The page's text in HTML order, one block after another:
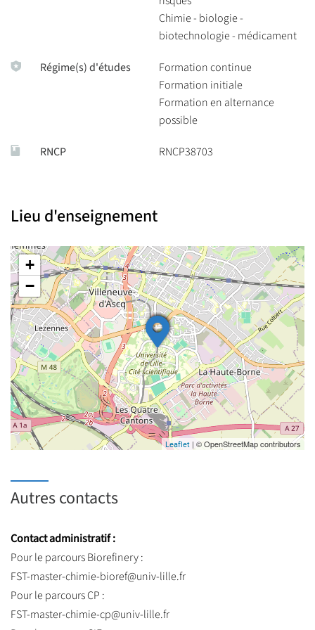
Chimie - biologie -
biotechnologie - médicament
Régime(s) d'études
Formation continue
Formation initiale
Formation en alternance
possible
RNCP RNCP38703
Lieu d'enseignement
+
−
Leaflet | © OpenStreetMap contributors
Autres contacts
Contact administratif :
Pour le parcours Biorefinery :
FST-master-chimie-bioref@univ-lille.fr
Pour le parcours CP :
FST-master-chimie-cp@univ-lille.fr